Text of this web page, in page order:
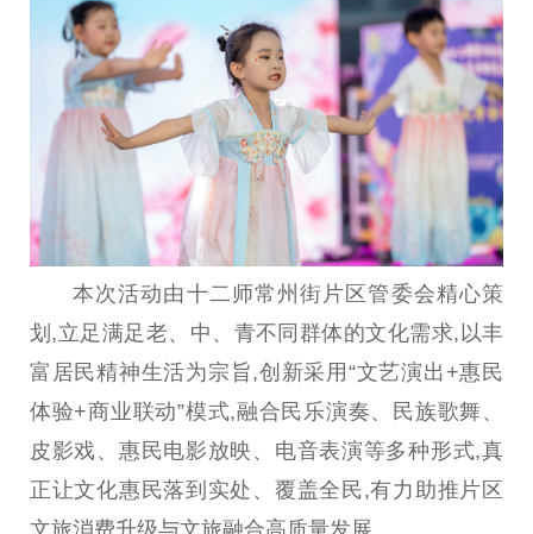
本次活动由十二师常州街片区管委会精心策
划,立足满足老、中、青不同群体的文化需求,以丰
富居民精神生活为宗旨,创新采用“文艺演出+惠民
体验+商业联动”模式,融合民乐演奏、民族歌舞、
皮影戏、惠民电影放映、电音表演等多种形式,真
正让文化惠民落到实处、覆盖全民,有力助推片区